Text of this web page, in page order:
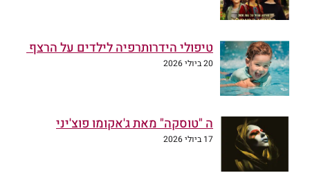
טיפולי הידרותרפיה לילדים על הרצף
20 ביולי 2026
ה "טוסקה" מאת ג'אקומו פוצ'יני
17 ביולי 2026